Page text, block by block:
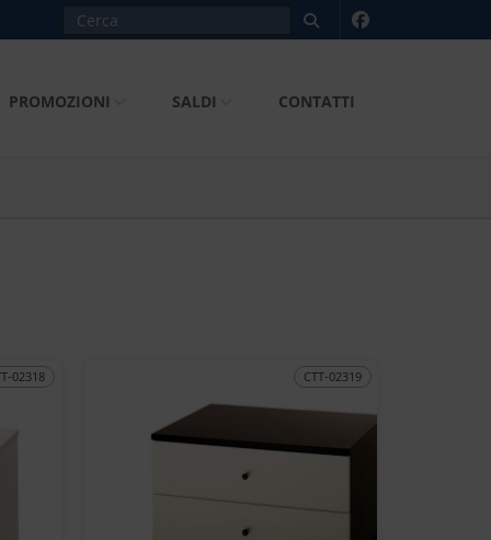
PROMOZIONI SALDI CONTATTI
02318 CTT-02319